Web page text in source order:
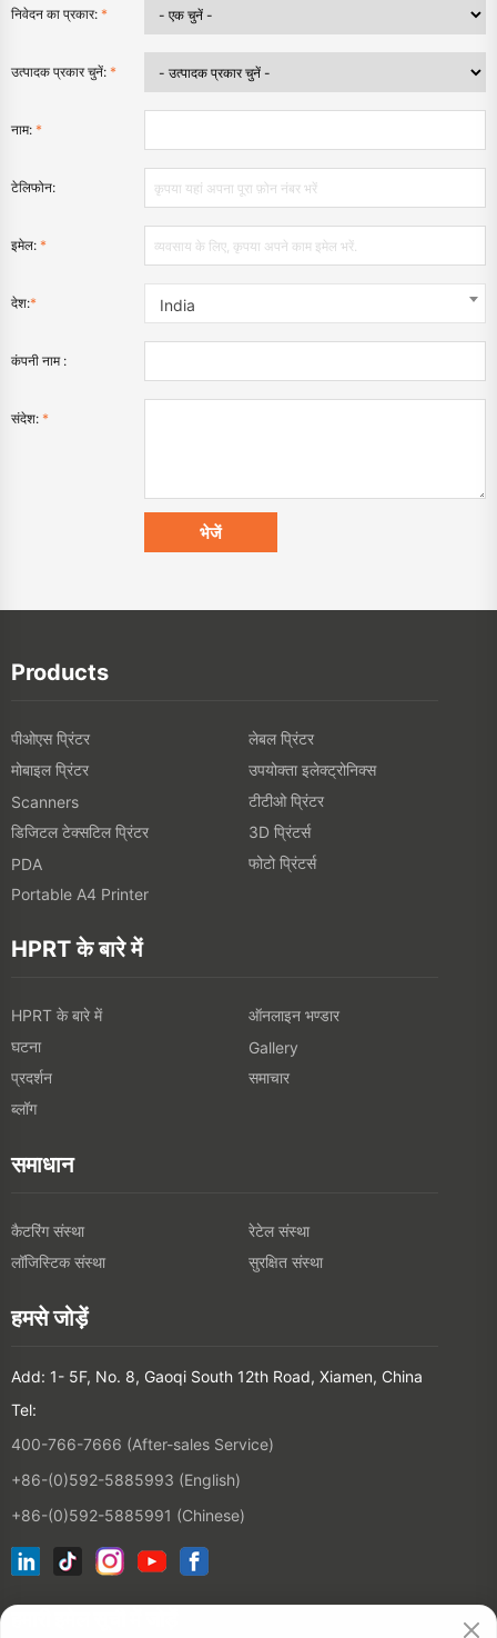
निवेदन का प्रकार: *
उत्पादक प्रकार चुनें: *
नाम: *
टेलिफोन:
इमेल: *
देश:* India
कंपनी नाम :
संदेश: *
Products
पीओएस प्रिंटर
लेबल प्रिंटर
मोबाइल प्रिंटर
उपयोक्ता इलेक्ट्रोनिक्स
Scanners
टीटीओ प्रिंटर
डिजिटल टेक्सटिल प्रिंटर
3D प्रिंटर्स
PDA
फोटो प्रिंटर्स
Portable A4 Printer
HPRT के बारे में
HPRT के बारे में
ऑनलाइन भण्डार
घटना
Gallery
प्रदर्शन
समाचार
ब्लॉग
समाधान
कैटरिंग संस्था
रेटेल संस्था
लॉजिस्टिक संस्था
सुरक्षित संस्था
हमसे जोड़ें
Add: 1- 5F, No. 8, Gaoqi South 12th Road, Xiamen, China
Tel:
400-766-7666 (After-sales Service)
+86-(0)592-5885993 (English)
+86-(0)592-5885991 (Chinese)